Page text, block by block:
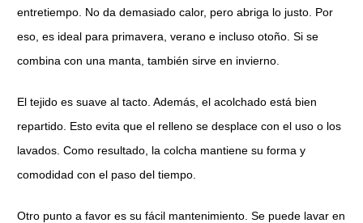
entretiempo. No da demasiado calor, pero abriga lo justo. Por
eso, es ideal para primavera, verano e incluso otoño. Si se
combina con una manta, también sirve en invierno.
El tejido es suave al tacto. Además, el acolchado está bien
repartido. Esto evita que el relleno se desplace con el uso o los
lavados. Como resultado, la colcha mantiene su forma y
comodidad con el paso del tiempo.
Otro punto a favor es su fácil mantenimiento. Se puede lavar en